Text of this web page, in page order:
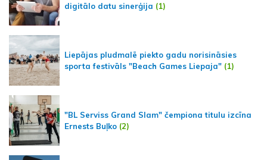
digitālo datu sinerģija (1)
Liepājas pludmalē piekto gadu norisināsies
sporta festivāls "Beach Games Liepaja" (1)
"BL Serviss Grand Slam" čempiona titulu izcīna
Ernests Buļko (2)